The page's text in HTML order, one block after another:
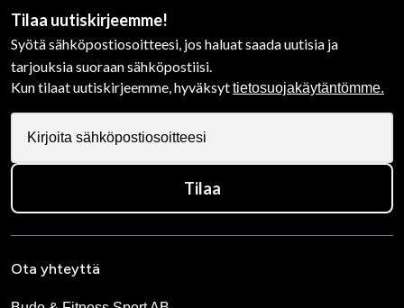
Tilaa uutiskirjeemme!
Syötä sähköpostiosoitteesi, jos haluat saada uutisia ja
tarjouksia suoraan sähköpostiisi.
Kun tilaat uutiskirjeemme, hyväksyttietosuojakäytäntömme.
Tilaa
Ota yhteyttä